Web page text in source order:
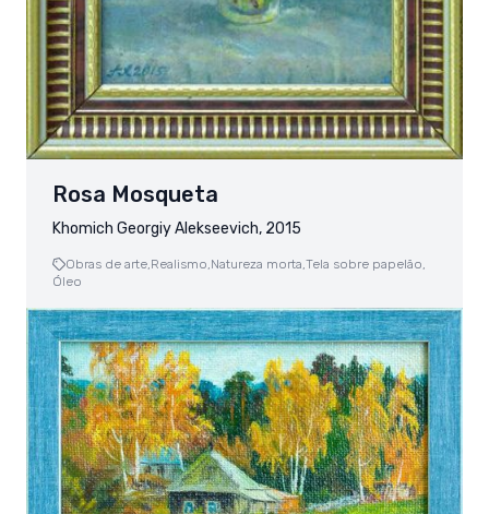
Rosa Mosqueta
Khomich Georgiy Alekseevich, 2015
Obras de arte, Realismo, Natureza morta, Tela sobre papelão,
Óleo